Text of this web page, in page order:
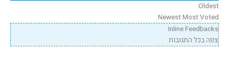
Oldest
NewestMost Voted
Inline Feedbacks
צפה בכל התגובות